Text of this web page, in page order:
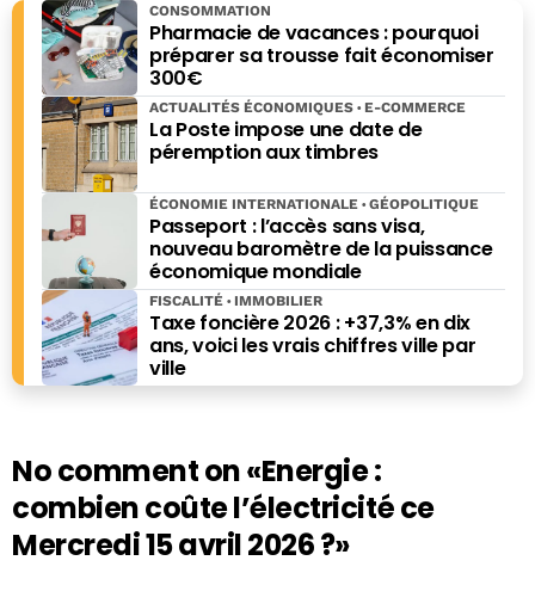
Pharmacie de vacances : pourquoi
préparer sa trousse fait économiser
300€
CONSOMMATION
La Poste impose une date de
péremption aux timbres
ACTUALITÉS ÉCONOMIQUES E-COMMERCE
Passeport : l’accès sans visa,
nouveau baromètre de la puissance
économique mondiale
ÉCONOMIE INTERNATIONALE GÉOPOLITIQUE
Taxe foncière 2026 : +37,3% en dix
ans, voici les vrais chiffres ville par
ville
FISCALITÉ IMMOBILIER
No comment on«Energie :
combien coûte l’électricité ce
Mercredi 15 avril 2026 ?»